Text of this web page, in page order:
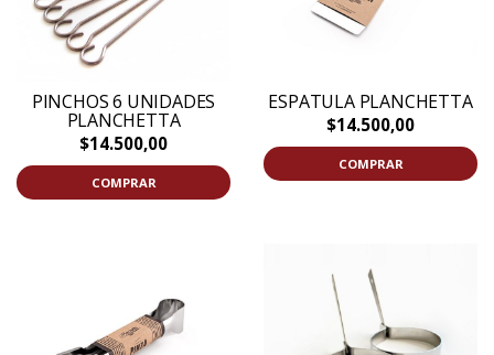
PINCHOS 6 UNIDADES
PLANCHETTA
$14.500,00
COMPRAR
ESPATULA PLANCHETTA
$14.500,00
COMPRAR